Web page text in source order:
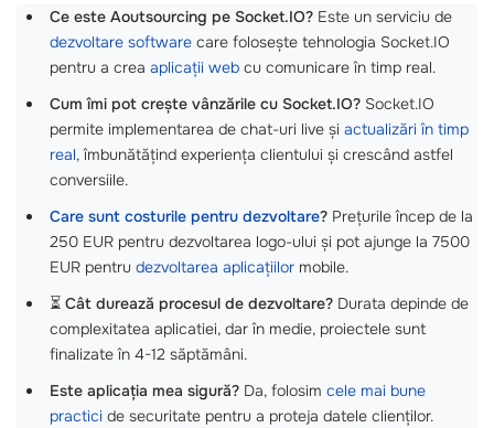
Ce este Aoutsourcing pe Socket.IO? Este un serviciu de
dezvoltare software care folosește tehnologia Socket.IO
pentru a crea aplicații web cu comunicare în timp real.
Cum îmi pot crește vânzările cu Socket.IO? Socket.IO
permite implementarea de chat-uri live și actualizări în timp
real, îmbunătățind experiența clientului și crescând astfel
conversiile.
Care sunt costurile pentru dezvoltare? Prețurile încep de la
250 EUR pentru dezvoltarea logo-ului și pot ajunge la 7500
EUR pentru dezvoltarea aplicațiilor mobile.
⏳ Cât durează procesul de dezvoltare? Durata depinde de
complexitatea aplicatiei, dar în medie, proiectele sunt
finalizate în 4-12 săptămâni.
Este aplicația mea sigură? Da, folosim cele mai bune
practici de securitate pentru a proteja datele clienților.